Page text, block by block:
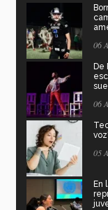
06
De
06
05
En